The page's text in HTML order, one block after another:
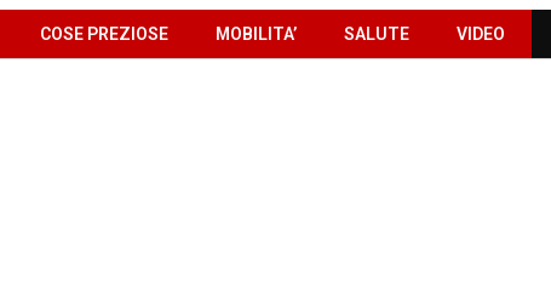
COSE PREZIOSE MOBILITA’ SALUTE VIDEO